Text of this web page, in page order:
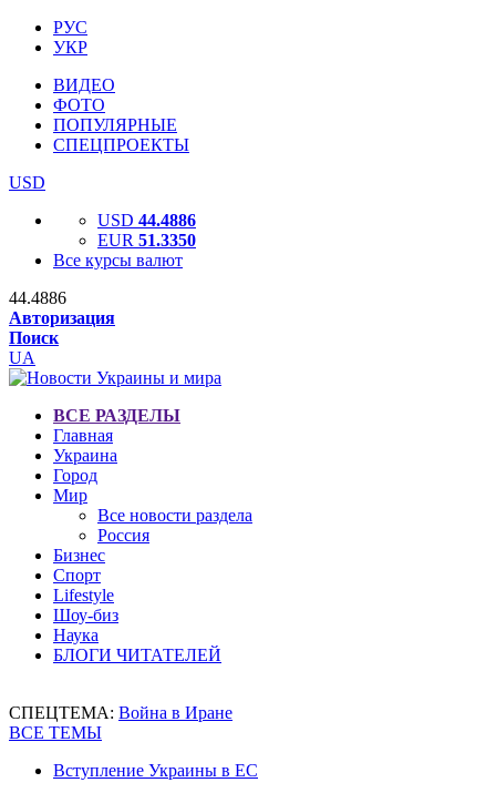
РУС
УКР
ВИДЕО
ФОТО
ПОПУЛЯРНЫЕ
СПЕЦПРОЕКТЫ
USD
USD 44.4886
EUR 51.3350
Все курсы валют
44.4886
Авторизация
Поиск
UA
ВСЕ РАЗДЕЛЫ
Главная
Украина
Город
Мир
Все новости раздела
Россия
Бизнес
Спорт
Lifestyle
Шоу-биз
Наука
БЛОГИ ЧИТАТЕЛЕЙ
СПЕЦТЕМА: Война в Иране
ВСЕ ТЕМЫ
Вступление Украины в ЕС